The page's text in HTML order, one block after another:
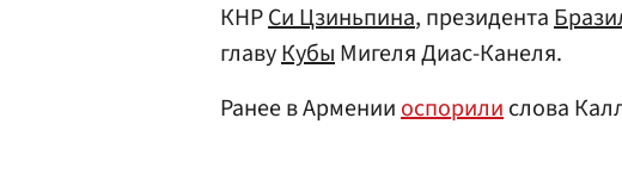
КНРСи Цзиньпина, президента
главуКубыМигеля Диас-Канеля.
Ранее в Арменииоспорилислова